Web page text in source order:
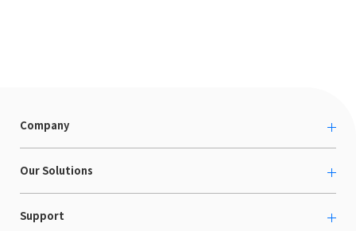
Company
About us
カルチャー
採用情報
Our Solutions
越境ECコンサルティング
Support